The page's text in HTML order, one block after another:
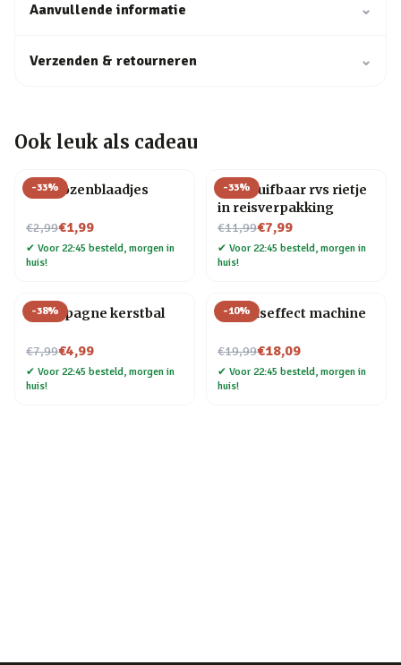
Aanvullende informatie ⌄
Verzenden & retourneren ⌄
Ook leuk als cadeau
-33%
Nep rozenblaadjes
€2,99
Nu voor€1,99
✔ Voor 22:45 besteld, morgen in
huis!
-33%
Uitschuifbaar rvs rietje
in reisverpakking
€11,99
Nu voor€7,99
✔ Voor 22:45 besteld, morgen in
huis!
-38%
Champagne kerstbal
€7,99
Nu voor€4,99
✔ Voor 22:45 besteld, morgen in
huis!
-10%
Geluidseffect machine
€19,99
Nu voor€18,09
✔ Voor 22:45 besteld, morgen in
huis!